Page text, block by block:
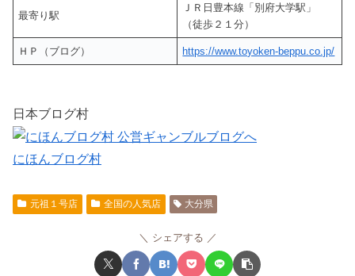
最寄り駅
ＪＲ日豊本線「別府大学駅」
（徒歩２１分）
ＨＰ（ブログ） https://www.toyoken-beppu.co.jp/
日本ブログ村
にほんブログ村
元祖１号店 全国の人気店 大分県
シェアする